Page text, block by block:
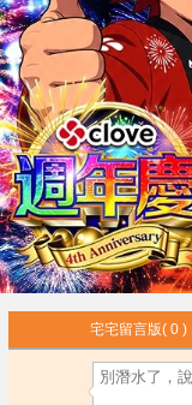
宅宅留言版( 0 )